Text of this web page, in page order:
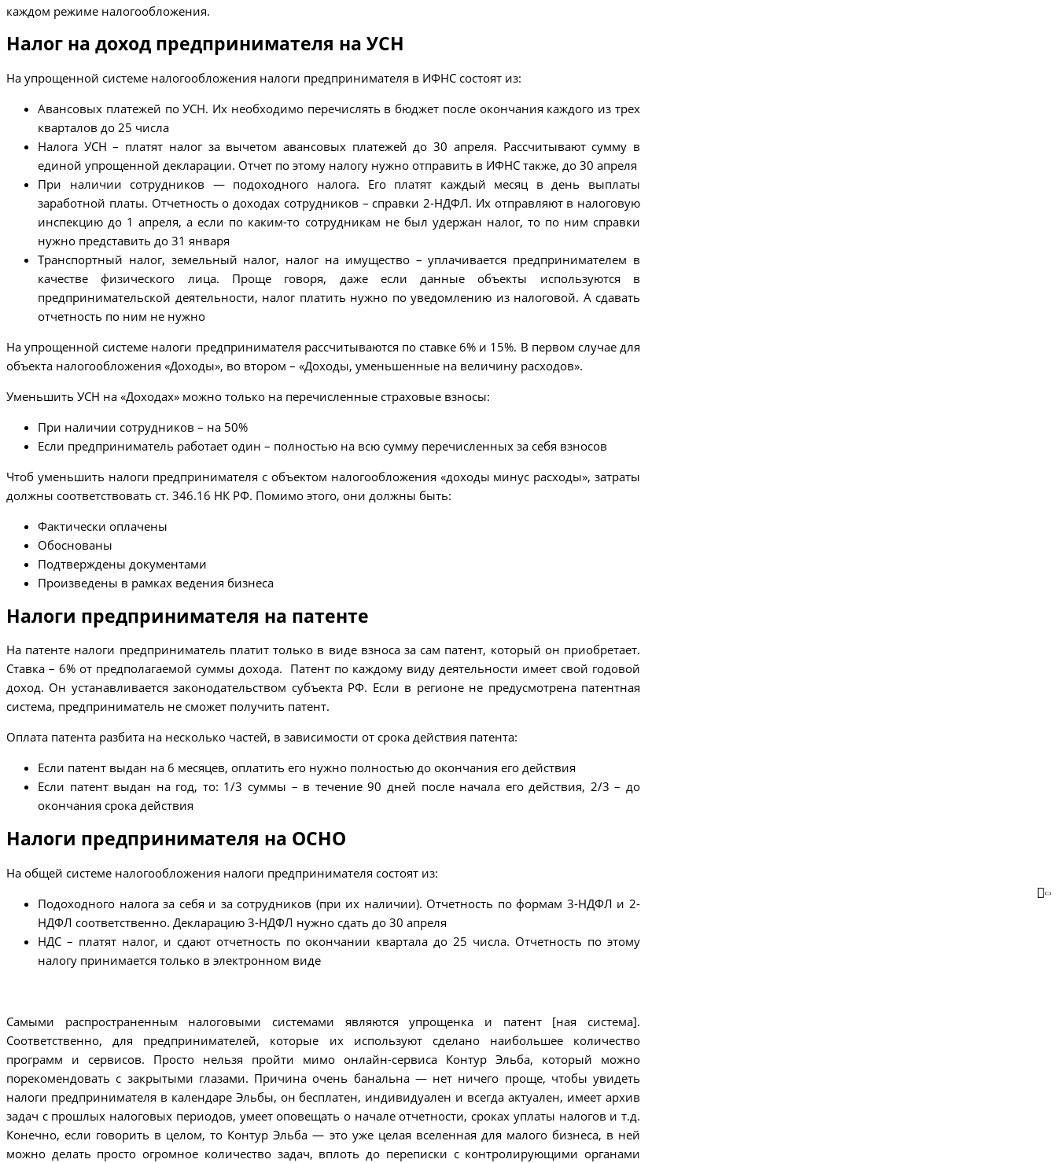
каждом режиме налогообложения.
Налог на доход предпринимателя на УСН
На упрощенной системе налогообложения налоги предпринимателя в ИФНС состоят из:
Авансовых платежей по УСН. Их необходимо перечислять в бюджет после окончания каждого из трех
кварталов до 25 числа
Налога УСН – платят налог за вычетом авансовых платежей до 30 апреля. Рассчитывают сумму в
единой упрощенной декларации. Отчет по этому налогу нужно отправить в ИФНС также, до 30 апреля
При наличии сотрудников — подоходного налога. Его платят каждый месяц в день выплаты
заработной платы. Отчетность о доходах сотрудников – справки 2-НДФЛ. Их отправляют в налоговую
инспекцию до 1 апреля, а если по каким-то сотрудникам не был удержан налог, то по ним справки
нужно представить до 31 января
Транспортный налог, земельный налог, налог на имущество – уплачивается предпринимателем в
качестве физического лица. Проще говоря, даже если данные объекты используются в
предпринимательской деятельности, налог платить нужно по уведомлению из налоговой. А сдавать
отчетность по ним не нужно
На упрощенной системе налоги предпринимателя рассчитываются по ставке 6% и 15%. В первом случае для
объекта налогообложения «Доходы», во втором – «Доходы, уменьшенные на величину расходов».
Уменьшить УСН на «Доходах» можно только на перечисленные страховые взносы:
При наличии сотрудников – на 50%
Если предприниматель работает один – полностью на всю сумму перечисленных за себя взносов
Чтоб уменьшить налоги предпринимателя с объектом налогообложения «доходы минус расходы», затраты
должны соответствовать ст. 346.16 НК РФ. Помимо этого, они должны быть:
Фактически оплачены
Обоснованы
Подтверждены документами
Произведены в рамках ведения бизнеса
Налоги предпринимателя на патенте
На патенте налоги предприниматель платит только в виде взноса за сам патент, который он приобретает.
Ставка – 6% от предполагаемой суммы дохода. Патент по каждому виду деятельности имеет свой годовой
доход. Он устанавливается законодательством субъекта РФ. Если в регионе не предусмотрена патентная
система, предприниматель не сможет получить патент.
Оплата патента разбита на несколько частей, в зависимости от срока действия патента:
Если патент выдан на 6 месяцев, оплатить его нужно полностью до окончания его действия
Если патент выдан на год, то: 1/3 суммы – в течение 90 дней после начала его действия, 2/3 – до
окончания срока действия
Налоги предпринимателя на ОСНО
На общей системе налогообложения налоги предпринимателя состоят из:
Подоходного налога за себя и за сотрудников (при их наличии). Отчетность по формам 3-НДФЛ и 2-
НДФЛ соответственно. Декларацию 3-НДФЛ нужно сдать до 30 апреля
НДС – платят налог, и сдают отчетность по окончании квартала до 25 числа. Отчетность по этому
налогу принимается только в электронном виде
Самыми распространенным налоговыми системами являются упрощенка и патент [ная система].
Соответственно, для предпринимателей, которые их используют сделано наибольшее количество
программ и сервисов. Просто нельзя пройти мимо онлайн-сервиса Контур Эльба, который можно
порекомендовать с закрытыми глазами. Причина очень банальна — нет ничего проще, чтобы увидеть
налоги предпринимателя в календаре Эльбы, он бесплатен, индивидуален и всегда актуален, имеет архив
задач с прошлых налоговых периодов, умеет оповещать о начале отчетности, сроках уплаты налогов и т.д.
Конечно, если говорить в целом, то Контур Эльба — это уже целая вселенная для малого бизнеса, в ней
можно делать просто огромное количество задач, вплоть до переписки с контролирующими органами